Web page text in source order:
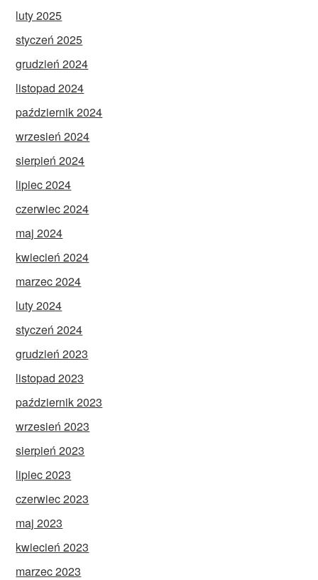
luty 2025
styczeń 2025
grudzień 2024
listopad 2024
październik 2024
wrzesień 2024
sierpień 2024
lipiec 2024
czerwiec 2024
maj 2024
kwiecień 2024
marzec 2024
luty 2024
styczeń 2024
grudzień 2023
listopad 2023
październik 2023
wrzesień 2023
sierpień 2023
lipiec 2023
czerwiec 2023
maj 2023
kwiecień 2023
marzec 2023